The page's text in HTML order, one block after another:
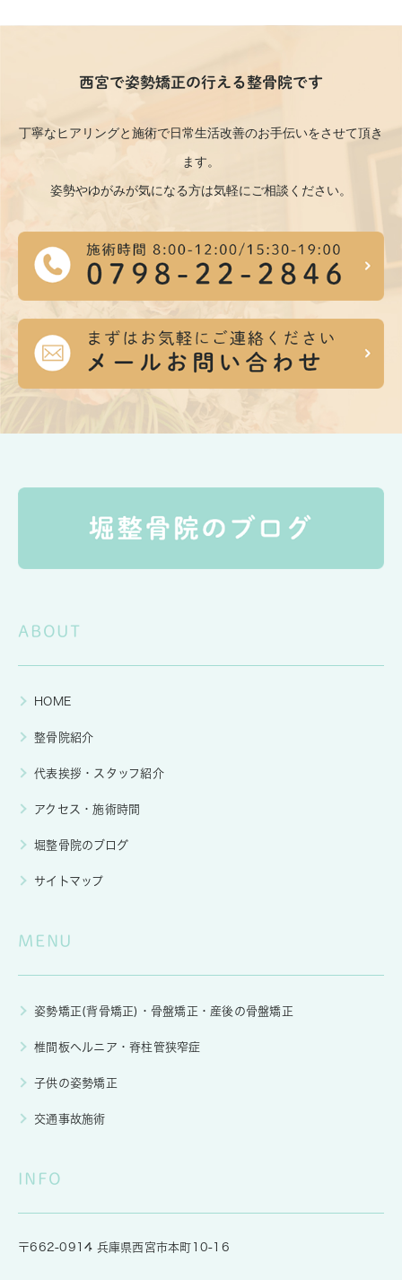
西宮で姿勢矯正の行える整骨院です
丁寧なヒアリングと施術で日常生活改善のお手伝いをさせて頂き
ます。
姿勢やゆがみが気になる方は気軽にご相談ください。
ABOUT
HOME
整骨院紹介
代表挨拶・スタッフ紹介
アクセス・施術時間
堀整骨院のブログ
サイトマップ
MENU
姿勢矯正(背骨矯正)・骨盤矯正・産後の骨盤矯正
椎間板ヘルニア・脊柱管狭窄症
子供の姿勢矯正
交通事故施術
INFO
〒662-0914 兵庫県西宮市本町10-16